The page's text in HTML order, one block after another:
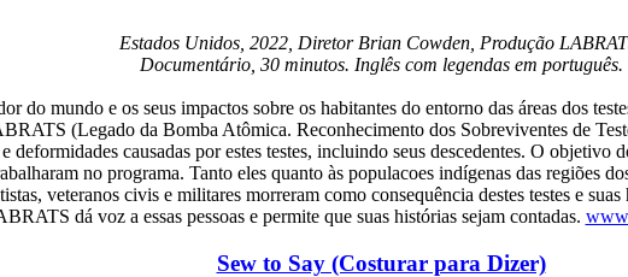
Estados Unidos, 2022, Diretor Brian Cowden, Produção
Documentário, 30 minutos. Inglês com legendas em português.
do mundo e os seus impactos sobre os habitantes do entorno das áreas dos
(Legado da Bomba Atômica. Reconhecimento dos Sobreviventes de
deformidades causadas por estes testes, incluindo seus descedentes. O
no programa. Tanto eles quanto às populacoes indígenas das regiões
veteranos civis e militares morreram como consequência destes testes e
dá voz a essas pessoas e permite que suas histórias sejam contadas.
Sew to Say (Costurar para Dizer)